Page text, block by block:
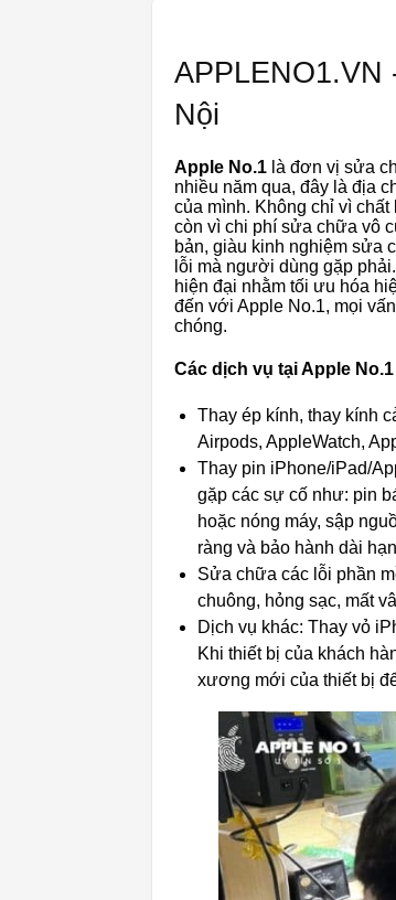
Nội
Apple No.1 là đơn vị sửa
nhiều năm qua, đây là địa
của mình. Không chỉ vì
còn vì chi phí sửa chữa vô
bản, giàu kinh nghiệm sửa
lỗi mà người dùng gặp
hiện đại nhằm tối ưu hóa
đến với Apple No.1, mọi
chóng.
Các dịch vụ tại Apple No.1
Thay ép kính, thay kính
Airpods, AppleWatch,
Thay pin iPhone/iPad/
gặp các sự cố như: pin
hoặc nóng máy, sập
ràng và bảo hành dài
Sửa chữa các lỗi phần
chuông, hỏng sạc, mất
Dịch vụ khác: Thay vỏ
Khi thiết bị của khách
xương mới của thiết bị